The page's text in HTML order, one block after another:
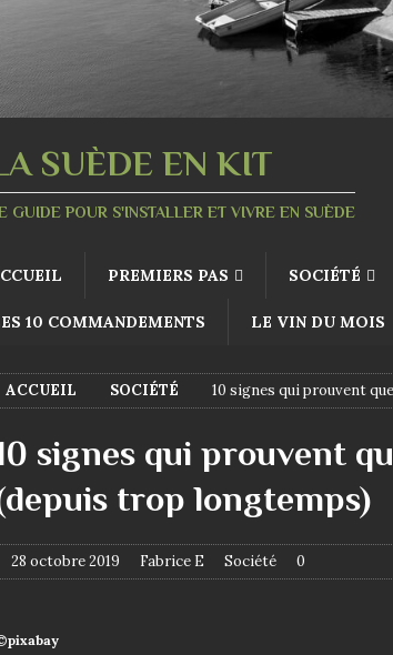
SUÈDE EN KIT
GUIDE POUR S'INSTALLER ET VIVRE EN SUÈDE
PREMIERS PAS SOCIÉTÉ
10 COMMANDEMENTS LE VIN DU MOIS
ACCUEIL SOCIÉTÉ 10 signes qui prouvent
signes qui prouvent
trop longtemps)
28 octobre 2019 Fabrice E Société 0